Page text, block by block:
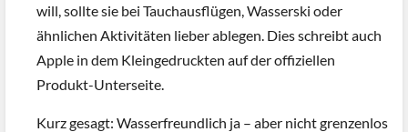
will, sollte sie bei Tauchausflügen, Wasserski oder
ähnlichen Aktivitäten lieber ablegen. Dies schreibt auch
Apple in dem Kleingedruckten auf der offiziellen
Produkt-Unterseite.
Kurz gesagt: Wasserfreundlich ja – aber nicht grenzenlos